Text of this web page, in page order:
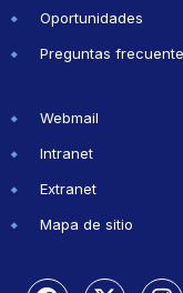
Oportunidades
Preguntas
Webmail
Intranet
Extranet
Mapa de sitio